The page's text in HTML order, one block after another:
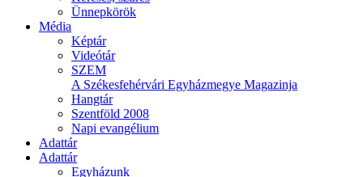
Ünnepkörök
Média
Képtár
Videótár
SZEM
A Székesfehérvári Egyházmegye Magazinja
Hangtár
Szentföld 2008
Napi evangélium
Adattár
Adattár
Egyházunk